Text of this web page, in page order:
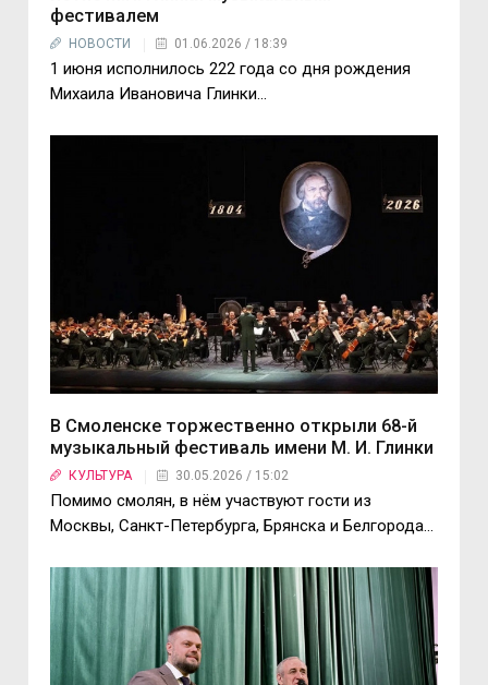
фестивалем
НОВОСТИ 01.06.2026 / 18:39
1 июня исполнилось 222 года со дня рождения
Михаила Ивановича Глинки...
В Смоленске торжественно открыли 68-й
музыкальный фестиваль имени М. И. Глинки
КУЛЬТУРА 30.05.2026 / 15:02
Помимо смолян, в нём участвуют гости из
Москвы, Санкт-Петербурга, Брянска и Белгорода...